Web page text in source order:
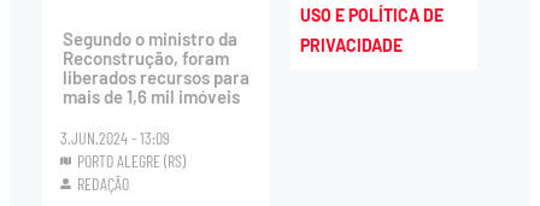
Segundo o ministro da
Reconstrução, foram
liberados recursos para
mais de 1,6 mil imóveis
3.JUN.2024 - 13:09
PORTO ALEGRE (RS)
REDAÇÃO
USO E POLÍTICA DE
PRIVACIDADE